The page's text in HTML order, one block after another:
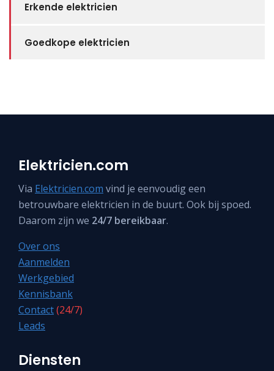
Erkende elektricien
Goedkope elektricien
Elektricien.com
Via Elektricien.com vind je eenvoudig een
betrouwbare elektricien in de buurt. Ook bij spoed.
Daarom zijn we 24/7 bereikbaar.
Over ons
Aanmelden
Werkgebied
Kennisbank
Contact(24/7)
Leads
Diensten